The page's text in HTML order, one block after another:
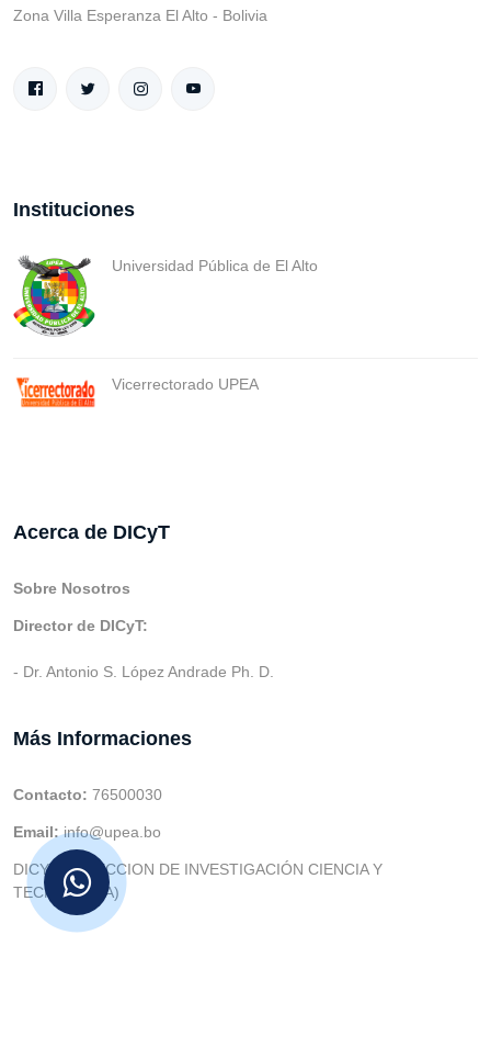
Zona Villa Esperanza El Alto - Bolivia
Instituciones
Universidad Pública de El Alto
Vicerrectorado UPEA
Acerca de DICyT
Sobre Nosotros
Director de DICyT:
- Dr. Antonio S. López Andrade Ph. D.
Más Informaciones
Contacto: 76500030
Email:info@upea.bo
DICYT (DIRECCION DE INVESTIGACIÓN CIENCIA Y
TECNOLOGIA)